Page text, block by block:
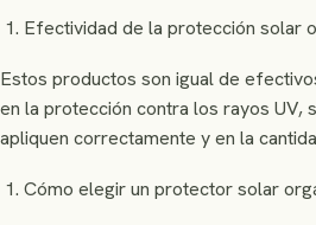
Efectividad de la protección solar
Estos productos son igual de
en la protección contra los rayos UV,
apliquen correctamente y en la
Cómo elegir un protector solar